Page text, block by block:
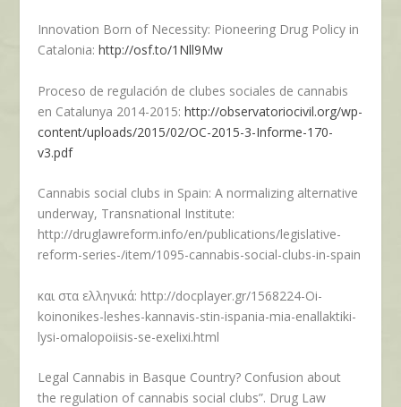
Innovation Born of Necessity: Pioneering Drug Policy in
Catalonia:http://osf.to/1Nll9Mw
Proceso de regulación de clubes sociales de cannabis
en Catalunya 2014-2015:http://observatoriocivil.org/wp-
content/uploads/2015/02/OC-2015-3-Informe-170-
v3.pdf
Cannabis social clubs in Spain: A normalizing alternative
underway, Transnational Institute:
http://druglawreform.info/en/publications/legislative-
reform-series-/item/1095-cannabis-social-clubs-in-spain
και στα ελληνικά: http://docplayer.gr/1568224-Oi-
koinonikes-leshes-kannavis-stin-ispania-mia-enallaktiki-
lysi-omalopoiisis-se-exelixi.html
Legal Cannabis in Basque Country? Confusion about
the regulation of cannabis social clubs”. Drug Law